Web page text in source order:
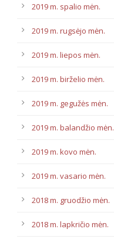
2019 m. spalio mėn.
2019 m. rugsėjo mėn.
2019 m. liepos mėn.
2019 m. birželio mėn.
2019 m. gegužės mėn.
2019 m. balandžio mėn.
2019 m. kovo mėn.
2019 m. vasario mėn.
2018 m. gruodžio mėn.
2018 m. lapkričio mėn.